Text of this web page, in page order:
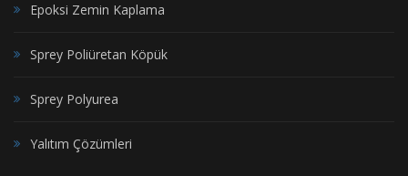
Epoksi Zemin Kaplama
Sprey Poliüretan Köpük
Sprey Polyurea
Yalıtım Çözümleri